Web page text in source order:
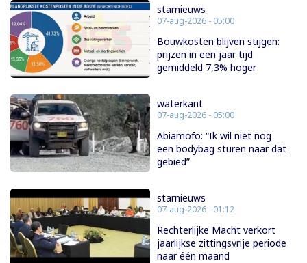
starnieuws
07-aug-2026 - 05:00
Bouwkosten blijven stijgen:
prijzen in een jaar tijd
gemiddeld 7,3% hoger
waterkant
07-aug-2026 - 05:00
Abiamofo: “Ik wil niet nog
een bodybag sturen naar dat
gebied”
starnieuws
07-aug-2026 - 01:12
Rechterlijke Macht verkort
jaarlijkse zittingsvrije periode
naar één maand